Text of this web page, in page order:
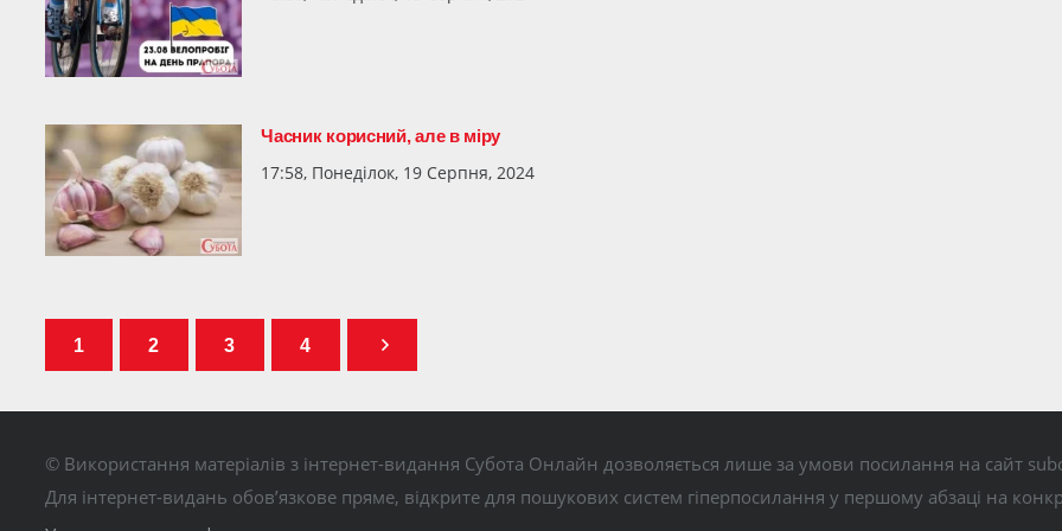
Часник корисний, але в міру
17:58, Понеділок, 19 Серпня, 2024
1 2 3 4
© Використання матеріалів з інтернет-видання Субота Онлайн дозволяється лише за умови посилання на сайт
Для інтернет-видань обов’язкове пряме, відкрите для пошукових систем гіперпосилання у першому абзаці на